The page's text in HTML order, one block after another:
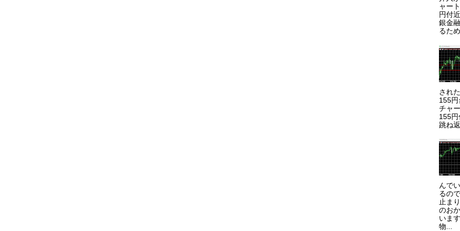
ャー
円付
銀金
るた
され
155
チャ
155
跳ね
んで
るの
止ま
のお
いま
物...